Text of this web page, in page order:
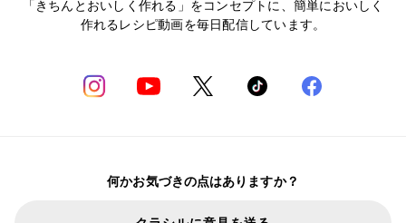
「きちんとおいしく作れる」をコンセプトに、簡単においしく
作れるレシピ動画を毎日配信しています。
何かお気づきの点はありますか？